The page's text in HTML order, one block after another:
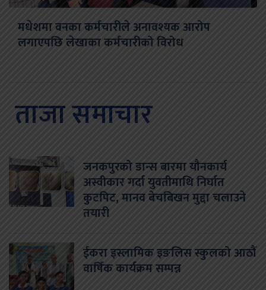
मधेशमा वनका कर्मचारीले अनावश्यक आरोप
लगाएपछि लेखाका कर्मचारीको विरोध
ताजा समाचार
जनकपुरको डान्स बारमा यौनकार्य
अस्वीकार गर्दा युवतीमाथि निर्घात
कुटपिट, मानव बेचबिखन मुद्दा चलाउने
तयारी
ईकरा इस्लामिक इङलिस स्कुलको आठौं
वार्षिक कार्यक्रम सम्पन्न